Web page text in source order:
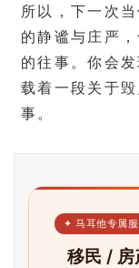
移
民
留
学
教
所以，下一次
的静谧与庄严
的往事。你会
载着一段关于
事。
✦ 马耳他专属
移民 /